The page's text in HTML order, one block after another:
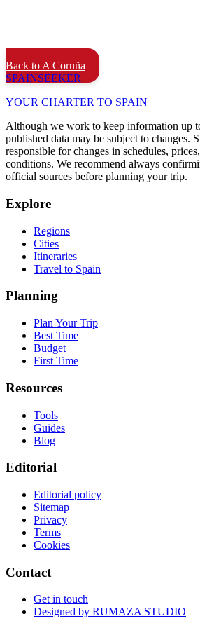
Back to A Coruña
SPAINSEEKER
YOUR CHARTER TO SPAIN
Although we work to keep information up
published data may be subject to changes.
responsible for changes in schedules,
conditions. We recommend always
official sources before planning your trip.
Explore
Regions
Cities
Itineraries
Travel to Spain
Planning
Plan Your Trip
Best Time
Budget
First Time
Resources
Tools
Guides
Blog
Editorial
Editorial policy
Sitemap
Privacy
Terms
Cookies
Contact
Get in touch
Designed by RUMAZA STUDIO